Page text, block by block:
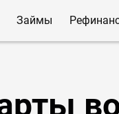
Займы